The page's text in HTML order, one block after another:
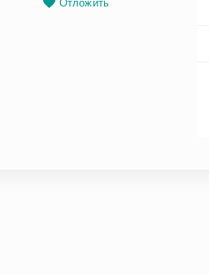
Отложить